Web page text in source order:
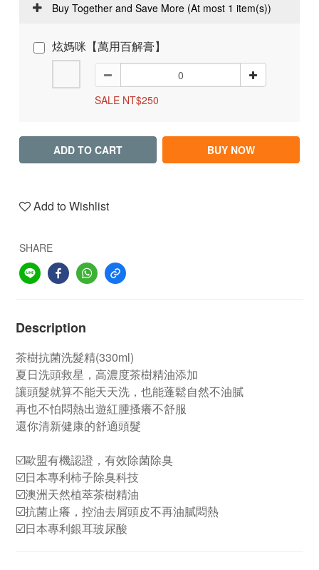
Buy Together and Save More (At most 1 item(s))
炫媽咪【萬用百解膏】
SALE NT$250
ADD TO CART BUY NOW
Add to Wishlist
SHARE
Description
茶樹抗菌洗髮精(330ml)
夏日洗頭救星，高濃度茶樹精油添加
讓頭髮就算不能天天洗，也能蓬鬆自然不油膩
再也不怕悶熱出遊紅腫搔癢不舒服
還你清新健康的舒適頭髮
☑️歐盟有機認證，有效除菌除臭
☑️日本專利柿子除臭科技
☑️澳洲天然植萃茶樹精油
☑️抗菌止癢，控油去屑頭皮不再油膩悶熱
☑️日本專利銀耳玻尿酸